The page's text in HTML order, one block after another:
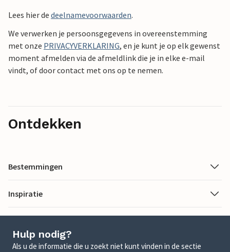
Lees hier de deelnamevoorwaarden.
We verwerken je persoonsgegevens in overeenstemming
met onze PRIVACYVERKLARING, en je kunt je op elk gewenst
moment afmelden via de afmeldlink die je in elke e-mail
vindt, of door contact met ons op te nemen.
Ontdekken
Bestemmingen
Inspiratie
Hulp nodig?
Als u de informatie die u zoekt niet kunt vinden in de sectie